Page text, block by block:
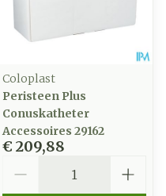
Coloplast
Peristeen Plus
Conuskatheter
Accessoires 29162
€ 209,88